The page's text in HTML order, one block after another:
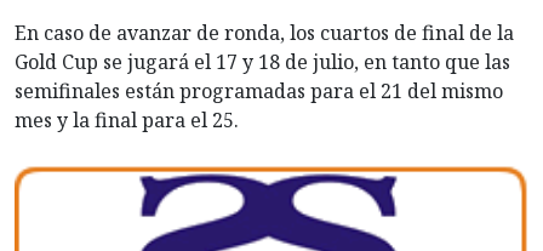
En caso de avanzar de ronda, los cuartos de final de la
Gold Cup se jugará el 17 y 18 de julio, en tanto que las
semifinales están programadas para el 21 del mismo
mes y la final para el 25.